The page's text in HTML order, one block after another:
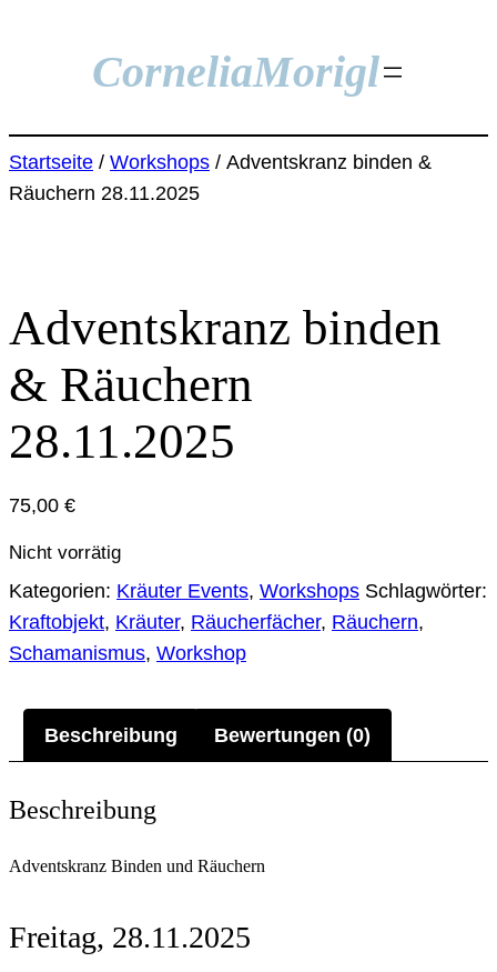
CorneliaMorigl
Startseite / Workshops / Adventskranz binden &
Räuchern 28.11.2025
Adventskranz binden
& Räuchern
28.11.2025
75,00 €
Nicht vorrätig
Kategorien: Kräuter Events, Workshops Schlagwörter:
Kraftobjekt, Kräuter, Räucherfächer, Räuchern,
Schamanismus, Workshop
Beschreibung Bewertungen (0)
Beschreibung
Adventskranz Binden und Räuchern
Freitag, 28.11.2025